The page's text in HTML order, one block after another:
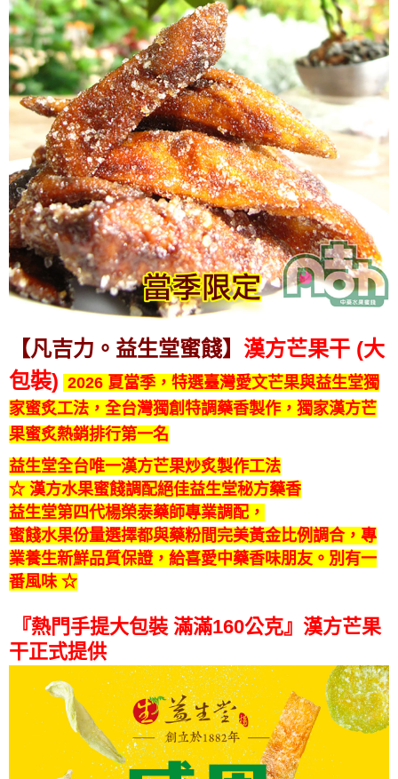
【凡吉力。益生堂蜜餞】 漢方芒果干 (大
包裝) 2026 夏當季，特選臺灣愛文芒果與益生堂獨
家蜜炙工法，全台灣獨創特調藥香製作，獨家漢方芒
果蜜炙熱銷排行第一名
益生堂全台唯一漢方芒果炒炙製作工法
☆ 漢方水果蜜餞調配絕佳益生堂秘方藥香
益生堂第四代楊榮泰藥師專業調配，
蜜餞水果份量選擇都與藥粉間完美黃金比例調合， 專
業養生新鮮品質保證，給喜愛中藥香味朋友。別有一
番風味 ☆
『熱門手提大包裝 滿滿160公克』 漢方芒果
干正式提供